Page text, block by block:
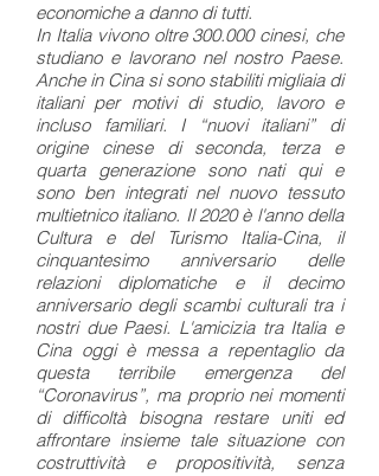
economiche a danno di tutti.
In Italia vivono oltre 300.000 cinesi, che
studiano e lavorano nel nostro Paese.
Anche in Cina si sono stabiliti migliaia di
italiani per motivi di studio, lavoro e
incluso familiari. I “nuovi italiani” di
origine cinese di seconda, terza e
quarta generazione sono nati qui e
sono ben integrati nel nuovo tessuto
multietnico italiano. Il 2020 è l'anno della
Cultura e del Turismo Italia-Cina, il
cinquantesimo anniversario delle
relazioni diplomatiche e il decimo
anniversario degli scambi culturali tra i
nostri due Paesi. L'amicizia tra Italia e
Cina oggi è messa a repentaglio da
questa terribile emergenza del
“Coronavirus”, ma proprio nei momenti
di difficoltà bisogna restare uniti ed
affrontare insieme tale situazione con
costruttività e propositività, senza